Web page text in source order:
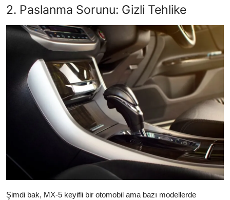
2. Paslanma Sorunu: Gizli Tehlike
Şimdi bak, MX-5 keyifli bir otomobil ama bazı modellerde